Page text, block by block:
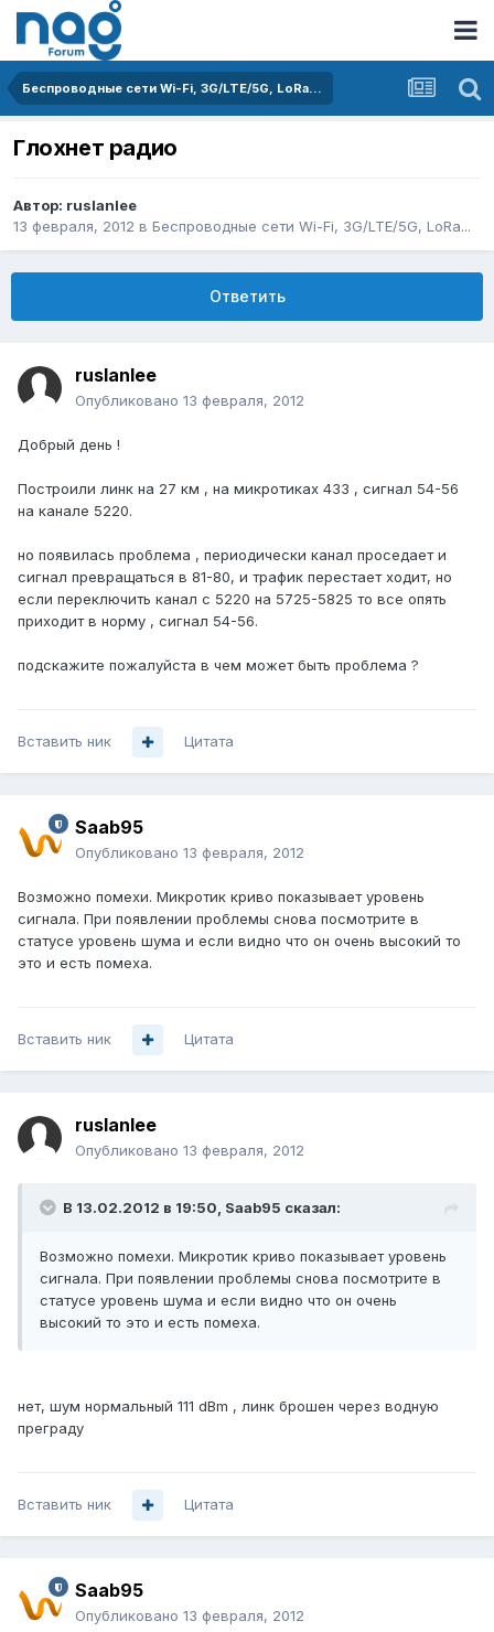
Беспроводные сети Wi-Fi, 3G/LTE/5G, LoRa...
Глохнет радио
Автор: ruslanlee
13 февраля, 2012 в Беспроводные сети Wi-Fi, 3G/LTE/5G, LoRa...
Ответить
ruslanlee
Опубликовано 13 февраля, 2012
Добрый день !
Построили линк на 27 км , на микротиках 433 , сигнал 54-56
на канале 5220.
но появилась проблема , периодически канал проседает и
сигнал превращаться в 81-80, и трафик перестает ходит, но
если переключить канал с 5220 на 5725-5825 то все опять
приходит в норму , сигнал 54-56.
подскажите пожалуйста в чем может быть проблема ?
Вставить ник Цитата
Saab95
Опубликовано 13 февраля, 2012
Возможно помехи. Микротик криво показывает уровень
сигнала. При появлении проблемы снова посмотрите в
статусе уровень шума и если видно что он очень высокий то
это и есть помеха.
Вставить ник Цитата
ruslanlee
Опубликовано 13 февраля, 2012
В 13.02.2012 в 19:50, Saab95 сказал:
Возможно помехи. Микротик криво показывает уровень
сигнала. При появлении проблемы снова посмотрите в
статусе уровень шума и если видно что он очень
высокий то это и есть помеха.
нет, шум нормальный 111 dBm , линк брошен через водную
преграду
Вставить ник Цитата
Saab95
Опубликовано 13 февраля, 2012